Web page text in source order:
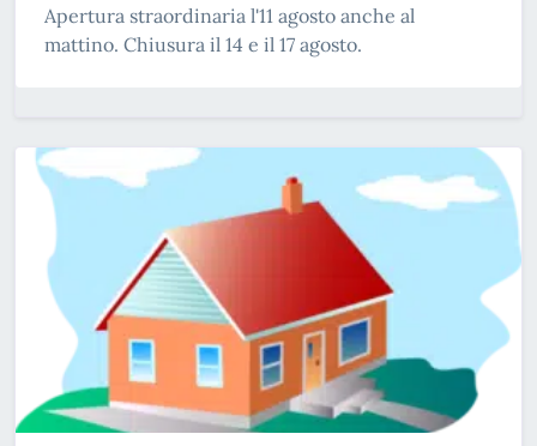
Apertura straordinaria l'11 agosto anche al
mattino. Chiusura il 14 e il 17 agosto.